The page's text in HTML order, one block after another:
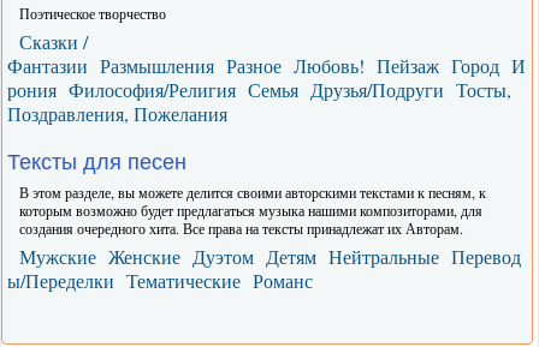
Поэтическое творчество
Сказки /
Фантазии Размышления Разное Любовь! Пейзаж Город И
рония Философия/Религия Семья Друзья/Подруги Тосты,
Поздравления, Пожелания
Тексты для песен
В этом разделе, вы можете делится своими авторскими текстами к песням, к
которым возможно будет предлагаться музыка нашими композиторами, для
создания очередного хита. Все права на тексты принадлежат их Авторам.
Мужские Женские Дуэтом Детям Нейтральные Перевод
ы/Переделки Тематические Романс